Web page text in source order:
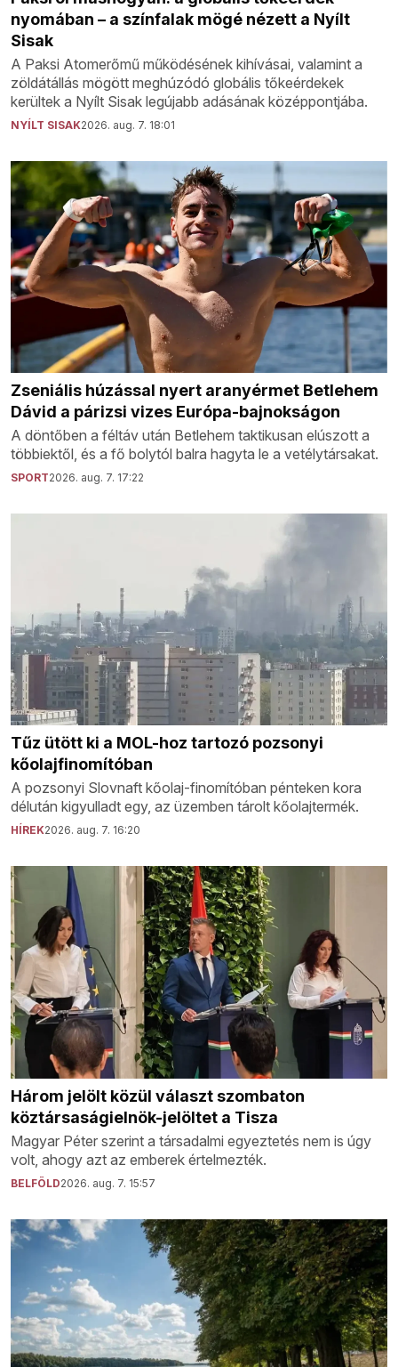
nyomában – a színfalak mögé nézett a Nyílt
Sisak
A Paksi Atomerőmű működésének kihívásai, valamint a
zöldátállás mögött meghúzódó globális tőkeérdekek
kerültek a Nyílt Sisak legújabb adásának középpontjába.
NYÍLT SISAK2026. aug. 7. 18:01
Zseniális húzással nyert aranyérmet Betlehem
Dávid a párizsi vizes Európa-bajnokságon
A döntőben a féltáv után Betlehem taktikusan elúszott a
többiektől, és a fő bolytól balra hagyta le a vetélytársakat.
SPORT2026. aug. 7. 17:22
Tűz ütött ki a MOL-hoz tartozó pozsonyi
kőolajfinomítóban
A pozsonyi Slovnaft kőolaj-finomítóban pénteken kora
délután kigyulladt egy, az üzemben tárolt kőolajtermék.
HÍREK2026. aug. 7. 16:20
Három jelölt közül választ szombaton
köztársaságielnök-jelöltet a Tisza
Magyar Péter szerint a társadalmi egyeztetés nem is úgy
volt, ahogy azt az emberek értelmezték.
BELFÖLD2026. aug. 7. 15:57